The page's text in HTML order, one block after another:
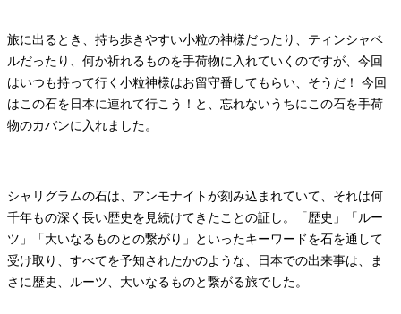
旅に出るとき、持ち歩きやすい小粒の神様だったり、ティンシャベ
ルだったり、何か祈れるものを手荷物に入れていくのですが、今回
はいつも持って行く小粒神様はお留守番してもらい、そうだ！ 今回
はこの石を日本に連れて行こう！と、忘れないうちにこの石を手荷
物のカバンに入れました。
シャリグラムの石は、アンモナイトが刻み込まれていて、それは何
千年もの深く長い歴史を見続けてきたことの証し。「歴史」「ルー
ツ」「大いなるものとの繋がり」といったキーワードを石を通して
受け取り、すべてを予知されたかのような、日本での出来事は、ま
さに歴史、ルーツ、大いなるものと繋がる旅でした。